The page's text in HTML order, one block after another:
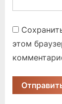
этом